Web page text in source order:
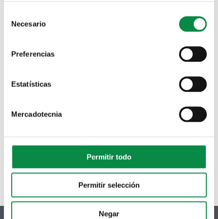
Selection
Necesario
Preferencias
Estatísticas
Mercadotecnia
Permitir todo
Permitir selección
Negar
9.99 KB